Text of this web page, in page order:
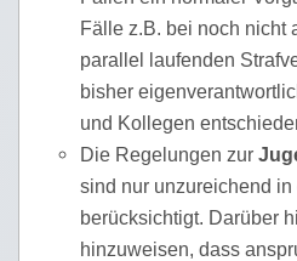
Fälle z.B. bei noch nicht
parallel laufenden
bisher
und Kollegen
Die Regelungen zur
sind nur unzureichend
berücksichtigt. Darüber
hinzuweisen, dass